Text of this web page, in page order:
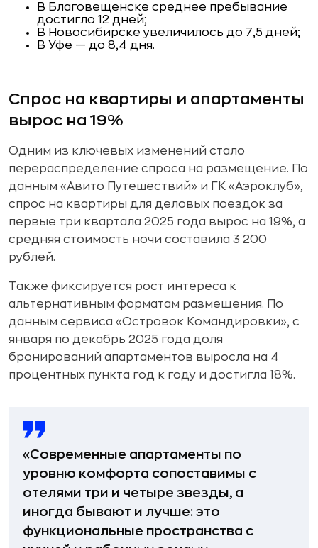
В Благовещенске среднее пребывание
достигло 12 дней;
В Новосибирске увеличилось до 7,5 дней;
В Уфе — до 8,4 дня.
Спрос на квартиры и апартаменты
вырос на 19%
Одним из ключевых изменений стало
перераспределение спроса на размещение. По
данным «Авито Путешествий» и ГК «Аэроклуб»,
спрос на квартиры для деловых поездок за
первые три квартала 2025 года вырос на 19%, а
средняя стоимость ночи составила 3 200
рублей.
Также фиксируется рост интереса к
альтернативным форматам размещения. По
данным сервиса «Островок Командировки», с
января по декабрь 2025 года доля
бронирований апартаментов выросла на 4
процентных пункта год к году и достигла 18%.
«Современные апартаменты по
уровню комфорта сопоставимы с
отелями три и четыре звезды, а
иногда бывают и лучше: это
функциональные пространства с